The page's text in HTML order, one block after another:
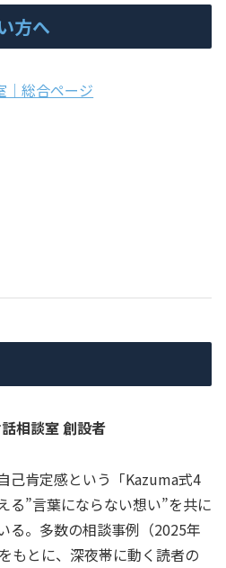
方へ
｜総合ページ
相談室 創設者
己肯定感という「Kazuma式4
る”言葉にならない想い”を共に
る。多数の相談事例（2025年
もとに、深夜帯に動く読者の